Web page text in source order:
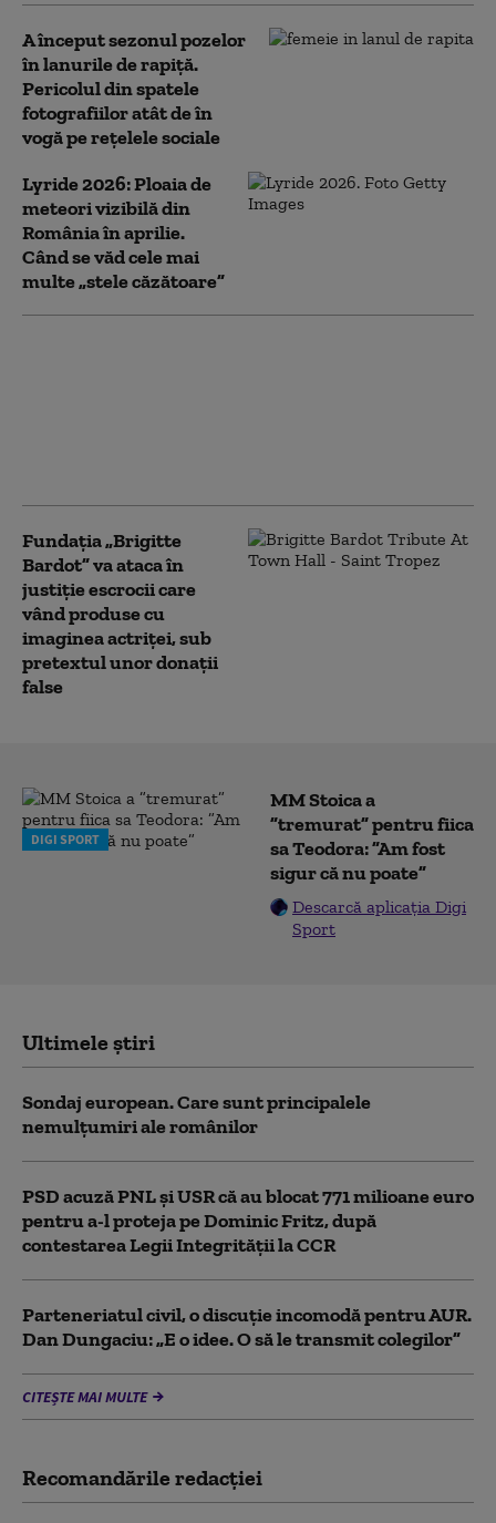
A început sezonul pozelor
în lanurile de rapiță.
Pericolul din spatele
fotografiilor atât de în
vogă pe rețelele sociale
Lyride 2026: Ploaia de
meteori vizibilă din
România în aprilie.
Când se văd cele mai
multe „stele căzătoare”
Fundația „Brigitte
Bardot” va ataca în
justiție escrocii care
vând produse cu
imaginea actriței, sub
pretextul unor donații
false
DIGI SPORT
MM Stoica a
”tremurat” pentru fiica
sa Teodora: ”Am fost
sigur că nu poate”
Descarcă aplicația Digi
Sport
Ultimele știri
Sondaj european. Care sunt principalele
nemulțumiri ale românilor
PSD acuză PNL şi USR că au blocat 771 milioane euro
pentru a-l proteja pe Dominic Fritz, după
contestarea Legii Integrității la CCR
Parteneriatul civil, o discuție incomodă pentru AUR.
Dan Dungaciu: „E o idee. O să le transmit colegilor”
CITEȘTE MAI MULTE
Recomandările redacţiei